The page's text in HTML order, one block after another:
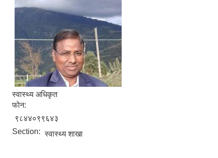
स्वास्थ्य अधिकृत
फोन:
९८४४०९९६४३
Section: स्वास्थ्य शाखा